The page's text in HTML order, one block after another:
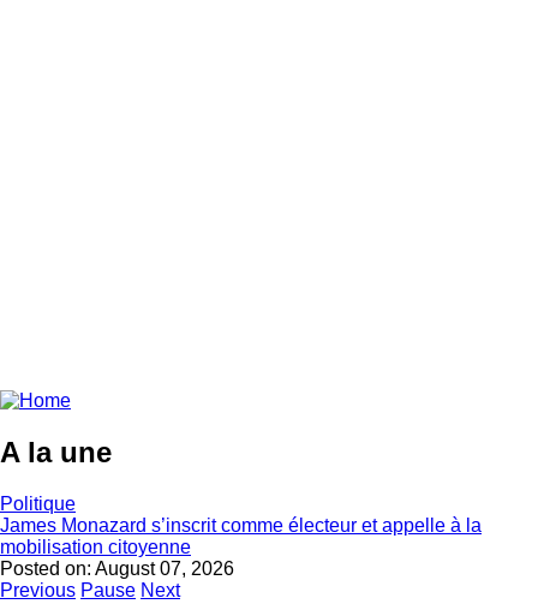
A la une
Politique
James Monazard s’inscrit comme électeur et appelle à la
mobilisation citoyenne
Posted on: August 07, 2026
Previous Pause Next